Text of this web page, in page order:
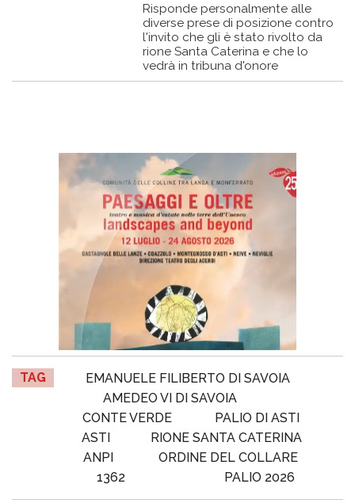
Risponde personalmente alle
diverse prese di posizione contro
l'invito che gli è stato rivolto da
rione Santa Caterina e che lo
vedrà in tribuna d'onore
TAG
EMANUELE FILIBERTO DI SAVOIA
AMEDEO VI DI SAVOIA
CONTE VERDE
PALIO DI ASTI
ASTI
RIONE SANTA CATERINA
ANPI
ORDINE DEL COLLARE
1362
PALIO 2026